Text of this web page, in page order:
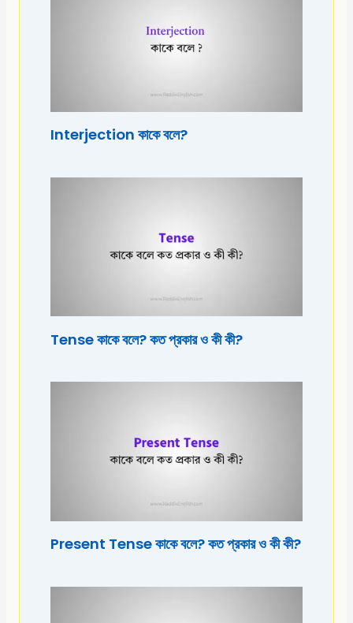
Interjection কাকে বলে?
Tense কাকে বলে? কত প্রকার ও কী কী?
Present Tense কাকে বলে? কত প্রকার ও কী কী?